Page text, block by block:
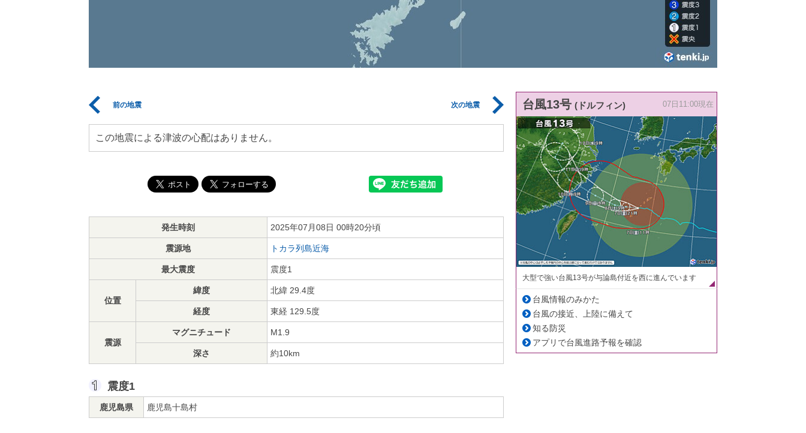
前の地震 次の地震
この地震による津波の心配はありません。
発生時刻 2025年07月08日 00時20分頃
震源地 トカラ列島近海
最大震度 震度1
位置
緯度 北緯 29.4度
経度 東経 129.5度
震源
マグニチュード M1.9
深さ 約10km
震度1
鹿児島県 鹿児島十島村
台風13号 (ドルフィン) 07日11:00現在
大型で強い台風13号が与論島付近を西に進んでいます
台風情報のみかた
台風の接近、上陸に備えて
知る防災
アプリで台風進路予報を確認